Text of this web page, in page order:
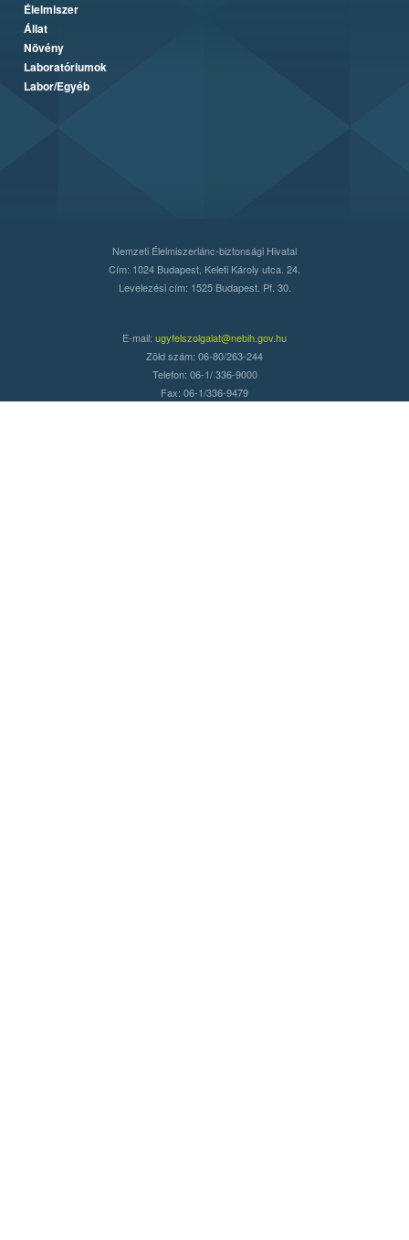
Élelmiszer
Állat
Növény
Laboratóriumok
Labor/Egyéb
Nemzeti Élelmiszerlánc-biztonsági Hivatal
Cím: 1024 Budapest, Keleti Károly utca. 24.
Levelezési cím: 1525 Budapest. Pf. 30.
E-mail: ugyfelszolgalat@nebih.gov.hu
Zöld szám: 06-80/263-244
Telefon: 06-1/ 336-9000
Fax: 06-1/336-9479